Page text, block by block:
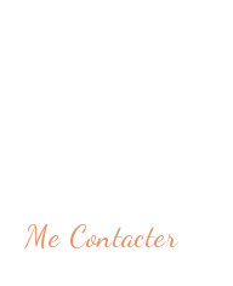
Me Contacter